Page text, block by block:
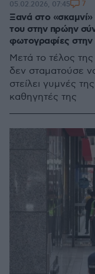
Ξανά στο
του στην πρώην
φωτογραφίες στην
Μετά το τέλος της
δεν σταματούσε
στείλει γυμνές
καθηγητές της
05.02.2026, 07:45 7